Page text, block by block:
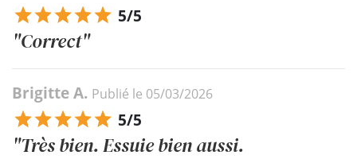
5/5
"Correct"
Brigitte A. Publié le 05/03/2026
5/5
"Très bien. Essuie bien aussi.